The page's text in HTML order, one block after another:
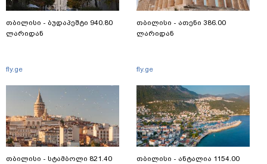
თბილისი - ბუდაპეშტი 940.80
ლარიდან
fly.ge
თბილისი - სტამბოლი 821.40
თბილისი - ათენი 386.00
ლარიდან
fly.ge
თბილისი - ანტალია 1154.00